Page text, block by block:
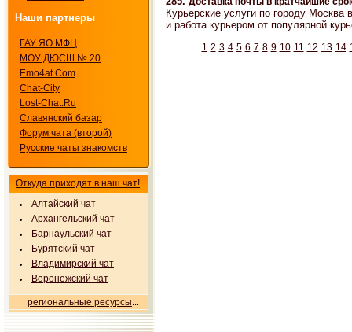
Наши партнеры
ГАУ ЯО МФЦ
МОУ ДЮСШ № 20
Emo4at.Com
Chat-City
Lost-Chat.Ru
Славянский базар
Форум чата (второй)
Русские чаты знакомств
Откуда приходят в наш чат!
Алтайский чат
Архангельский чат
Барнаульский чат
Бурятский чат
Владимирский чат
Воронежский чат
региональные ресурсы
Курьерские услуги по городу Москва
и работа курьером от популярной
1 2 3 4 5 6 7 8 9 10 11 12 13 14